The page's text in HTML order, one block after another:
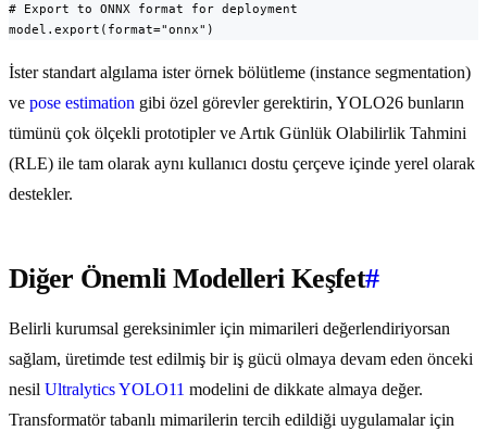
# Export to ONNX format for deployment
model.export(format="onnx")
İster standart algılama ister örnek bölütleme (instance segmentation)
ve pose estimation gibi özel görevler gerektirin, YOLO26 bunların
tümünü çok ölçekli prototipler ve Artık Günlük Olabilirlik Tahmini
(RLE) ile tam olarak aynı kullanıcı dostu çerçeve içinde yerel olarak
destekler.
Diğer Önemli Modelleri Keşfet#
Belirli kurumsal gereksinimler için mimarileri değerlendiriyorsan
sağlam, üretimde test edilmiş bir iş gücü olmaya devam eden önceki
nesil Ultralytics YOLO11 modelini de dikkate almaya değer.
Transformatör tabanlı mimarilerin tercih edildiği uygulamalar için